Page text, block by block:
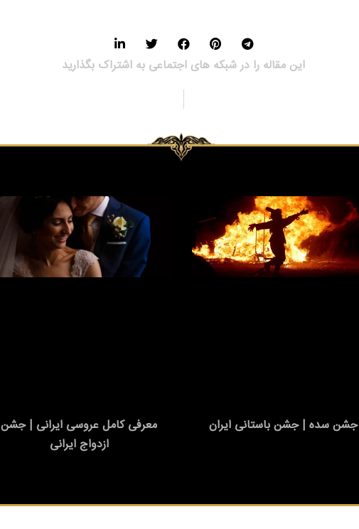
این مقاله را در شبکه های اجتماعی به اشتراک بگذارید
جشن سده | جشن باستانی ایران
معرفی کامل عروسی ایرانی | جشن
ازدواج ایرانی